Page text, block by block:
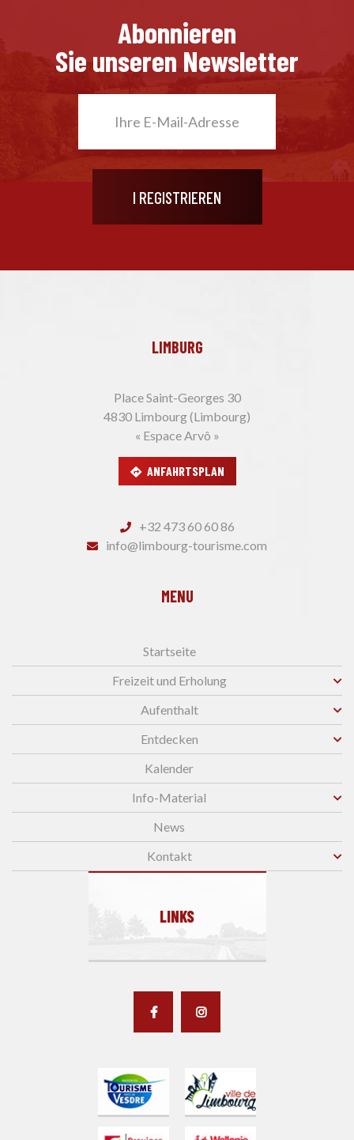
Abonnieren
Sie unseren Newsletter
LIMBURG
Place Saint-Georges 30
4830 Limbourg (Limbourg)
« Espace Arvô »
ANFAHRTSPLAN
+32 473 60 60 86
info@limbourg-tourisme.com
MENU
Startseite
Freizeit und Erholung
Aufenthalt
Entdecken
Kalender
Info-Material
News
Kontakt
LINKS